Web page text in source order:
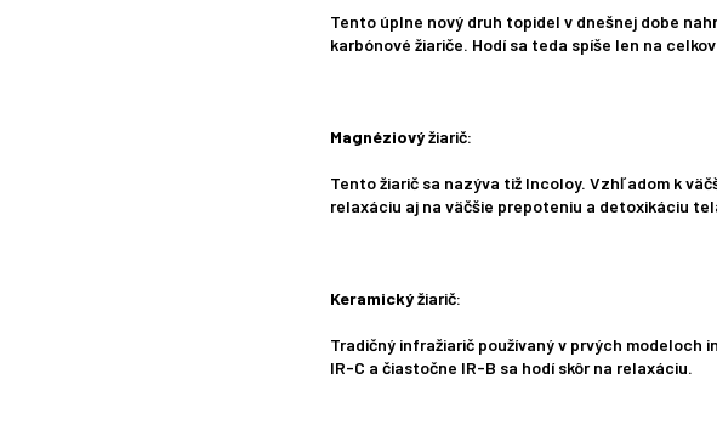
Tento úplne nový druh topidel v dnešnej dobe
karbónové žiariče. Hodí sa teda spíše len na
Magnéziovýžiarič:
Tento žiarič sa nazýva tiž Incoloy. Vzhľadom k
relaxáciu aj na väčšie prepoteniu a detoxikáciu
Keramickýžiarič:
Tradičný infražiarič používaný v prvých modeloch
IR-C a čiastočne IR-B sa hodí skôr na relaxáciu.